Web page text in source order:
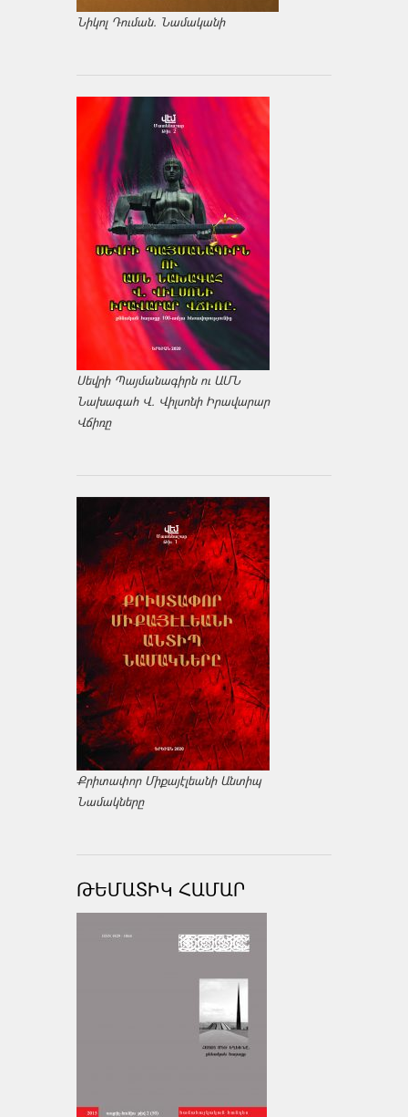
Նիկոլ Դուման. Նամականի
Սեվրի Պայմանագիրն ու ԱՄՆ
Նախագահ Վ. Վիլսոնի Իրավարար
Վճիռը
Քրիտափոր Միքայէլեանի Անտիպ
Նամակները
ԹԵՄԱՏԻԿ ՀԱՄԱՐ